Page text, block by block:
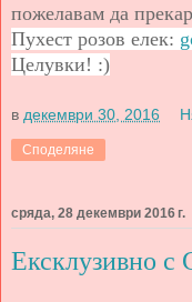
пожелавам да
Пухест розов елек:
Целувки! :)
в декември 30, 2016
Споделяне
сряда, 28 декември 2016 г.
Ексклузивно с